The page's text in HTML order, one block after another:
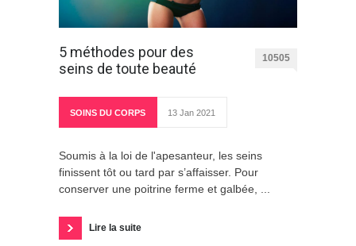
5 méthodes pour des
seins de toute beauté
10505
SOINS DU CORPS 13 Jan 2021
Soumis à la loi de l'apesanteur, les seins
finissent tôt ou tard par s’affaisser. Pour
conserver une poitrine ferme et galbée, ...
Lire la suite